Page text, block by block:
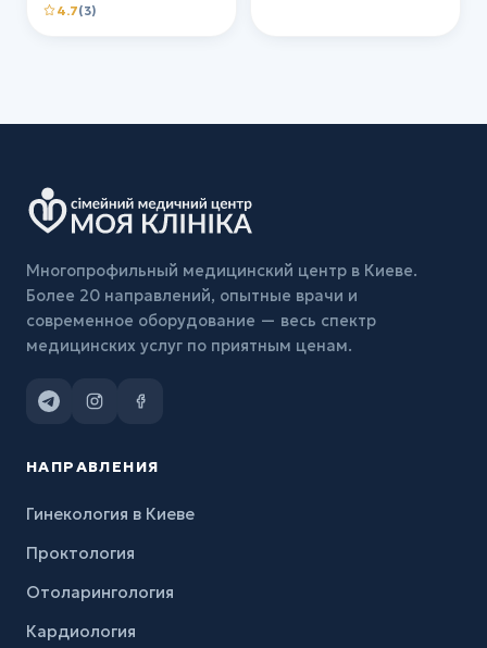
4.7(3)
Многопрофильный медицинский центр в Киеве.
Более 20 направлений, опытные врачи и
современное оборудование — весь спектр
медицинских услуг по приятным ценам.
НАПРАВЛЕНИЯ
Гинекология в Киеве
Проктология
Отоларингология
Кардиология